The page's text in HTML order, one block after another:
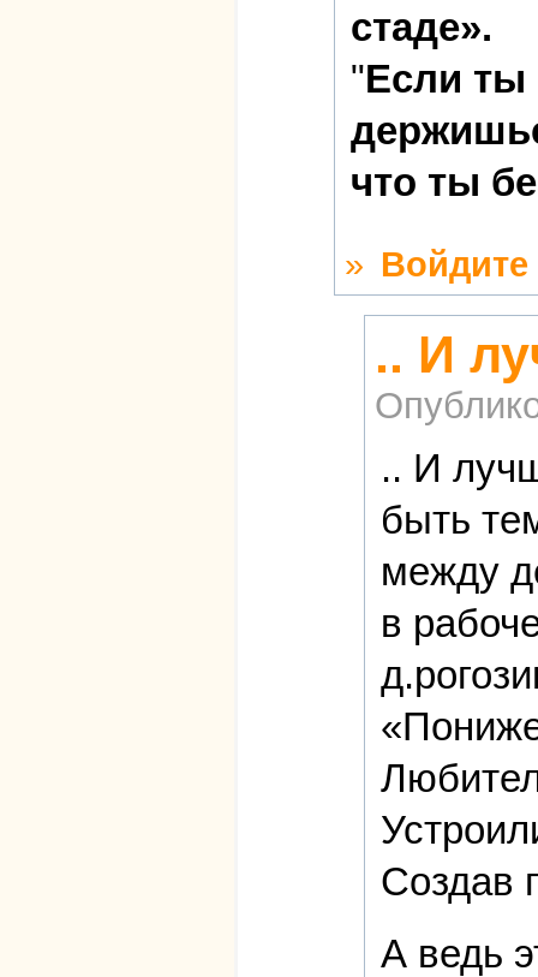
стаде».
"Если ты
что ты
» Войдите
.. И
.. И
быть
между
в
Создав
А ведь